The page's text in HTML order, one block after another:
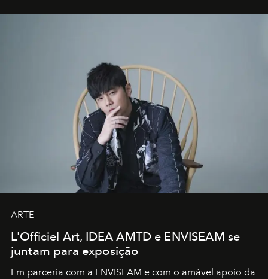
ARTE
L'Officiel Art, IDEA AMTD e ENVISEAM se
juntam para exposição
Em parceria com a ENVISEAM e com o amável apoio da